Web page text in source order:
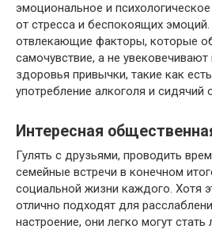
эмоциональное и
от стресса и беспокоящих
отвлекающие факторы, которые
самочувствие, а не
здоровья привычки, такие как
употребление алкоголя и сидячий
Интересная
Гулять с друзьями, проводить
семейные встречи в конечном
социальной жизни каждого. Хотя
отлично подходят для
настроение, они легко могут стать